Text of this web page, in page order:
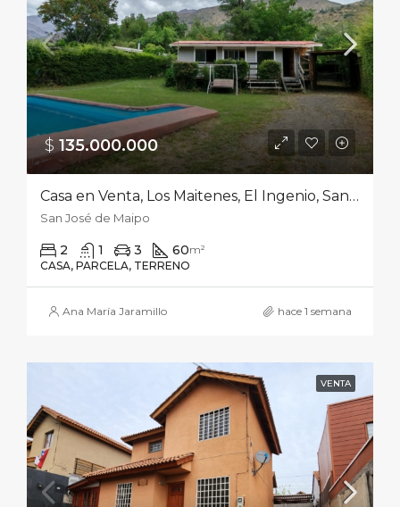
$ 135.000.000‎
Casa en Venta, Los Maitenes, El Ingenio, San José de Maipo
San José de Maipo
2 1 3 60m²
CASA, PARCELA, TERRENO
Ana María Jaramillo hace 1 semana
VENTA